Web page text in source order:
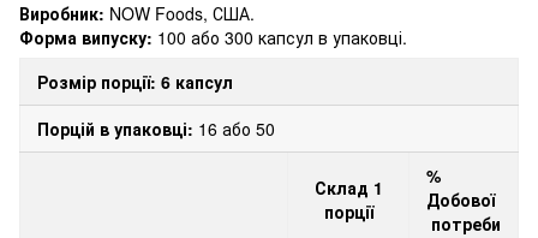
Виробник: NOW Foods, США.
Форма випуску: 100 або 300 капсул в упаковці.
Розмір порції: 6 капсул
Порцій в упаковці: 16 або 50
Склад 1
порції
%
Добової
потреби